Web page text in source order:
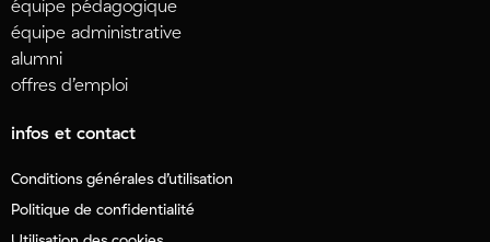
équipe pédagogique
équipe administrative
alumni
offres d’emploi
infos et contact
Conditions générales d’utilisation
Politique de confidentialité